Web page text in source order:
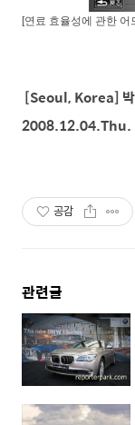
[연료 효율성에 관한 어
[Seoul, Korea]
2008.12.04.Thu.
공감
관련글